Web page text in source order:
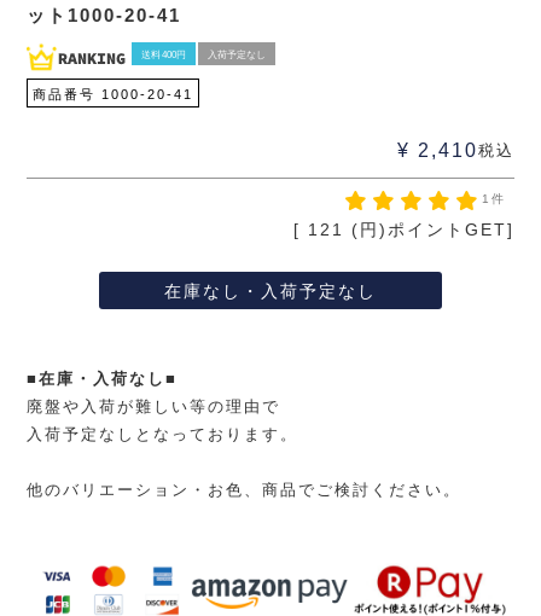
ット1000-20-41
送料400円 入荷予定なし
商品番号 1000-20-41
¥ 2,410税込
1件
[ 121 (円)ポイントGET]
在庫なし・入荷予定なし
■在庫・入荷なし■
廃盤や入荷が難しい等の理由で
入荷予定なしとなっております。
他のバリエーション・お色、商品でご検討ください。